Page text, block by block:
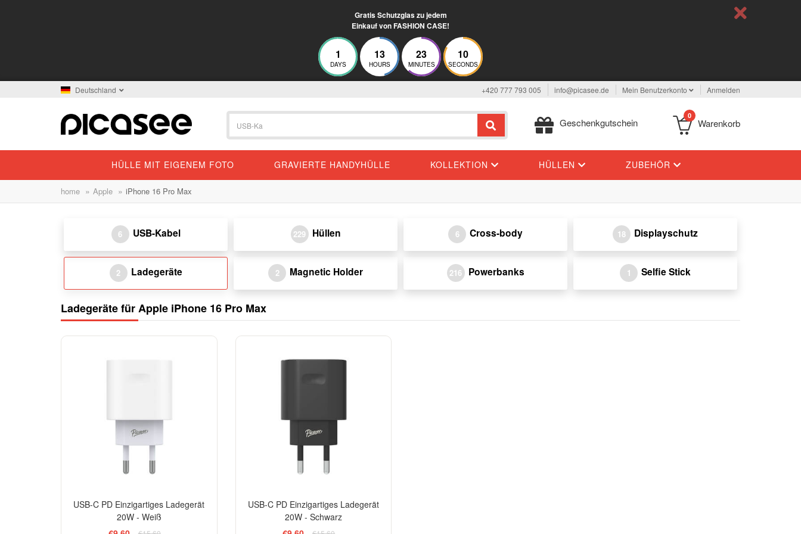
Gratis Schutzglas zu jedem
Einkauf von FASHION CASE!
1
DAYS
13
HOURS
23
MINUTES
10
SECONDS
Deutschland +420 777 793 005 info@picasee.de Mein Benutzerkonto Anmelden
Geschenkgutschein
0
Warenkorb
HÜLLE MIT EIGENEM FOTO GRAVIERTE HANDYHÜLLE KOLLEKTION HÜLLEN ZUBEHÖR
home » Apple » iPhone 16 Pro Max
6 USB-Kabel 229 Hüllen 6 Cross-body 18 Displayschutz
2 Ladegeräte 2 Magnetic Holder 216 Powerbanks 1 Selfie Stick
Ladegeräte für Apple iPhone 16 Pro Max
USB-C PD Einzigartiges Ladegerät
20W - Weiß
USB-C PD Einzigartiges Ladegerät
20W - Schwarz